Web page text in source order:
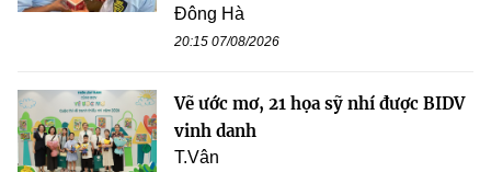
Đông Hà
20:15 07/08/2026
Vẽ ước mơ, 21 họa sỹ nhí được BIDV
vinh danh
T.Vân